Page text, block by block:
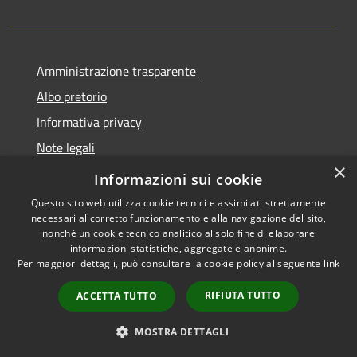
Amministrazione trasparente
Albo pretorio
Informativa privacy
Note legali
Dichiarazione di accessibilità
Accessibilità
Copyright © 2026 • Comune di
Cermenate • Powered by
Municipium•
Accesso
redazione
×
Informazioni sui cookie
Questo sito web utilizza cookie tecnici e assimilati strettamente
necessari al corretto funzionamento e alla navigazione del sito,
nonché un cookie tecnico analitico al solo fine di elaborare
informazioni statistiche, aggregate e anonime.
Per maggiori dettagli, può consultare la cookie policy al seguente link
ACCETTA TUTTO RIFIUTA TUTTO
MOSTRA DETTAGLI